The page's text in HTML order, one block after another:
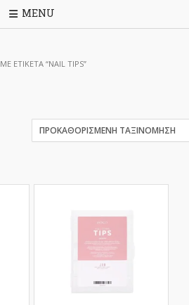
MENU
ΕΤΙΚΈΤΑ “NAIL TIPS”